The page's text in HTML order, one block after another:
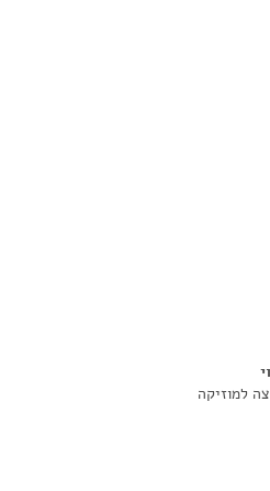
למוזיקה